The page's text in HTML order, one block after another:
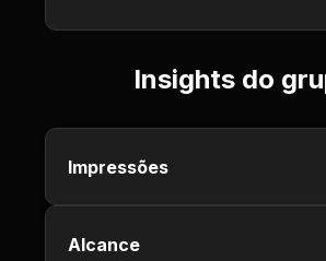
Insights do
Impressões
Alcance